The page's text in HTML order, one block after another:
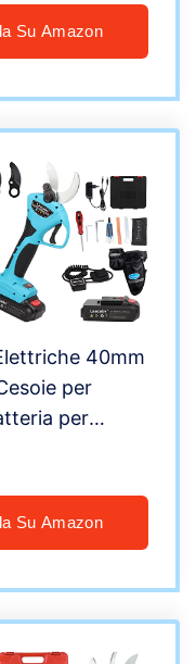
Su Amazon
40mm
per
per
da
Su Amazon